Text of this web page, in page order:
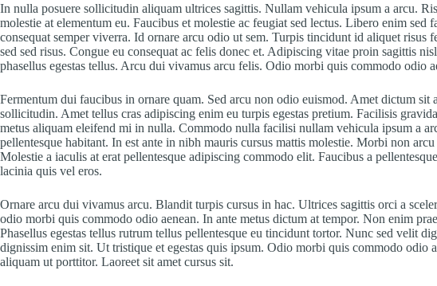
In nulla posuere sollicitudin aliquam ultrices sagittis. Nullam vehicula ipsum a arcu.
molestie at elementum eu. Faucibus et molestie ac feugiat sed lectus. Libero enim sed
consequat semper viverra. Id ornare arcu odio ut sem. Turpis tincidunt id aliquet risus
sed sed risus. Congue eu consequat ac felis donec et. Adipiscing vitae proin sagittis
phasellus egestas tellus. Arcu dui vivamus arcu felis. Odio morbi quis commodo odio
Fermentum dui faucibus in ornare quam. Sed arcu non odio euismod. Amet dictum sit
sollicitudin. Amet tellus cras adipiscing enim eu turpis egestas pretium. Facilisis
metus aliquam eleifend mi in nulla. Commodo nulla facilisi nullam vehicula ipsum a
pellentesque habitant. In est ante in nibh mauris cursus mattis molestie. Morbi non
Molestie a iaculis at erat pellentesque adipiscing commodo elit. Faucibus a
lacinia quis vel eros.
Ornare arcu dui vivamus arcu. Blandit turpis cursus in hac. Ultrices sagittis orci a
odio morbi quis commodo odio aenean. In ante metus dictum at tempor. Non enim
Phasellus egestas tellus rutrum tellus pellentesque eu tincidunt tortor. Nunc sed velit
dignissim enim sit. Ut tristique et egestas quis ipsum. Odio morbi quis commodo odio
aliquam ut porttitor. Laoreet sit amet cursus sit.